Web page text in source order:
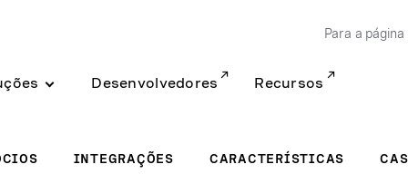
Desenvolvedores Recursos
Para a
INTEGRAÇÕES CARACTERÍSTICAS